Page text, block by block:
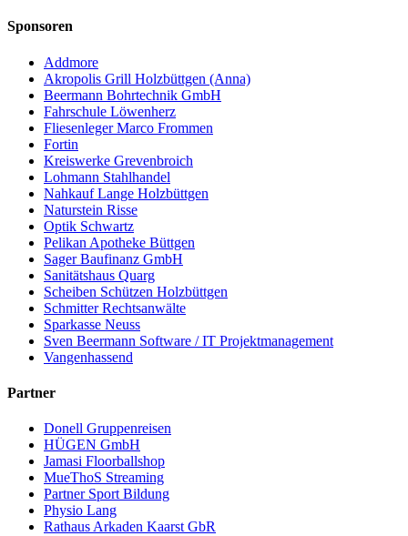
Sponsoren
Addmore
Akropolis Grill Holzbüttgen (Anna)
Beermann Bohrtechnik GmbH
Fahrschule Löwenherz
Fliesenleger Marco Frommen
Fortin
Kreiswerke Grevenbroich
Lohmann Stahlhandel
Nahkauf Lange Holzbüttgen
Naturstein Risse
Optik Schwartz
Pelikan Apotheke Büttgen
Sager Baufinanz GmbH
Sanitätshaus Quarg
Scheiben Schützen Holzbüttgen
Schmitter Rechtsanwälte
Sparkasse Neuss
Sven Beermann Software / IT Projektmanagement
Vangenhassend
Partner
Donell Gruppenreisen
HÜGEN GmbH
Jamasi Floorballshop
MueThoS Streaming
Partner Sport Bildung
Physio Lang
Rathaus Arkaden Kaarst GbR